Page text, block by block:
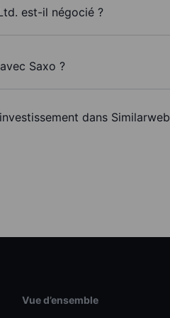
est-il négocié ?
Saxo ?
dans Similarweb
Vue d’ensemble